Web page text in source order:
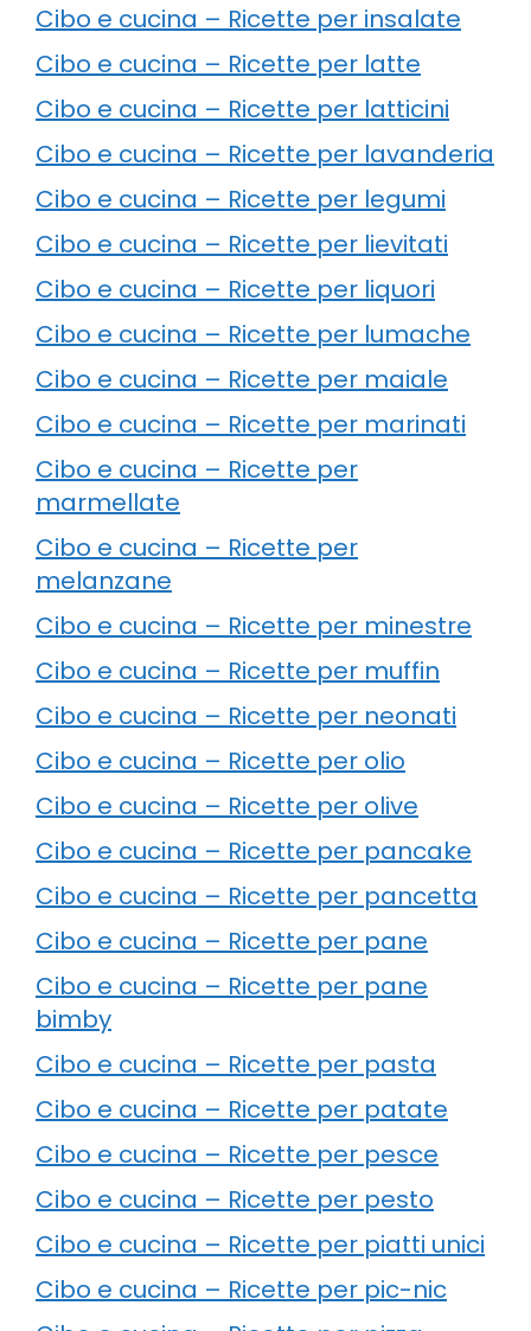
Cibo e cucina – Ricette per insalate
Cibo e cucina – Ricette per latte
Cibo e cucina – Ricette per latticini
Cibo e cucina – Ricette per lavanderia
Cibo e cucina – Ricette per legumi
Cibo e cucina – Ricette per lievitati
Cibo e cucina – Ricette per liquori
Cibo e cucina – Ricette per lumache
Cibo e cucina – Ricette per maiale
Cibo e cucina – Ricette per marinati
Cibo e cucina – Ricette per
marmellate
Cibo e cucina – Ricette per
melanzane
Cibo e cucina – Ricette per minestre
Cibo e cucina – Ricette per muffin
Cibo e cucina – Ricette per neonati
Cibo e cucina – Ricette per olio
Cibo e cucina – Ricette per olive
Cibo e cucina – Ricette per pancake
Cibo e cucina – Ricette per pancetta
Cibo e cucina – Ricette per pane
Cibo e cucina – Ricette per pane
bimby
Cibo e cucina – Ricette per pasta
Cibo e cucina – Ricette per patate
Cibo e cucina – Ricette per pesce
Cibo e cucina – Ricette per pesto
Cibo e cucina – Ricette per piatti unici
Cibo e cucina – Ricette per pic-nic